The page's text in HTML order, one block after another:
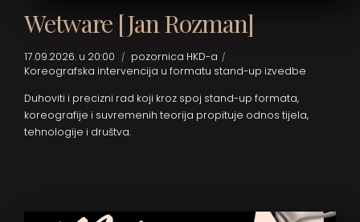
Wetware [Jan Rozman]
17.09.2026. u 20:00
pozornica HKD-a
Koreografska intervencija u formatu stand-up izvedbe
Duhoviti i precizni rad koji kroz spoj stand-up formata,
koreografije i suvremenih teorija propituje odnos tijela,
tehnologije i društva.